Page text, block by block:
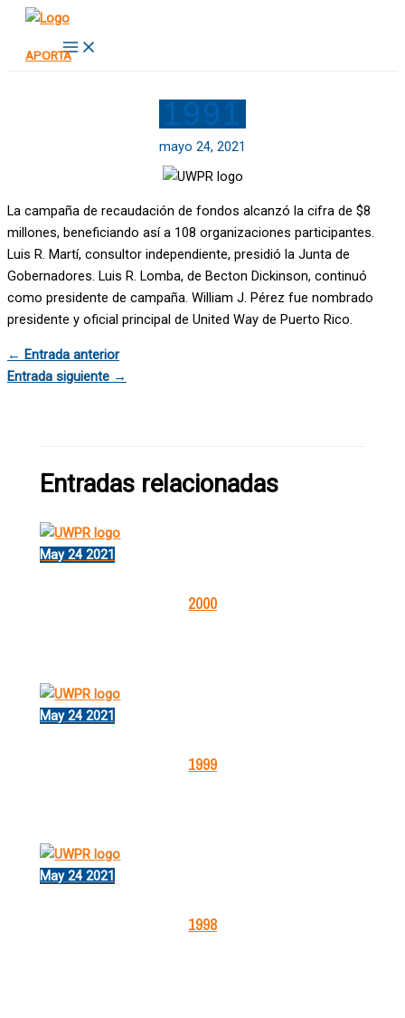
contenido
Main
Menu
APORTA
1991
mayo 24, 2021
La campaña de recaudación de fondos alcanzó la cifra de $8
millones, beneficiando así a 108 organizaciones participantes.
Luis R. Martí, consultor independiente, presidió la Junta de
Gobernadores. Luis R. Lomba, de Becton Dickinson, continuó
como presidente de campaña. William J. Pérez fue nombrado
presidente y oficial principal de United Way de Puerto Rico.
← Entrada anterior
Entrada siguiente →
Entradas relacionadas
May 24 2021
2000
May 24 2021
1999
May 24 2021
1998